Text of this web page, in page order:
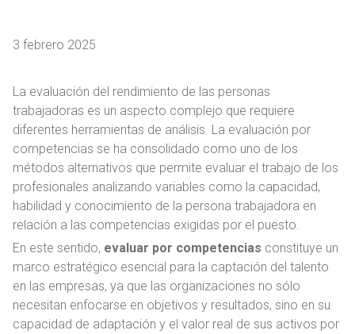
3 febrero 2025
La evaluación del rendimiento de las personas
trabajadoras es un aspecto complejo que requiere
diferentes herramientas de análisis. La evaluación por
competencias se ha consolidado como uno de los
métodos alternativos que permite evaluar el trabajo de los
profesionales analizando variables como la capacidad,
habilidad y conocimiento de la persona trabajadora en
relación a las competencias exigidas por el puesto.
En este sentido, evaluar por competencias constituye un
marco estratégico esencial para la captación del talento
en las empresas, ya que las organizaciones no sólo
necesitan enfocarse en objetivos y resultados, sino en su
capacidad de adaptación y el valor real de sus activos por